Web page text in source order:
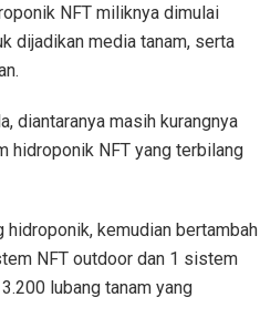
NFT miliknya dimulai
dijadikan media tanam, serta
diantaranya masih kurangnya
hidroponik NFT yang terbilang
kemudian bertambah
NFT outdoor dan 1 sistem
lubang tanam yang